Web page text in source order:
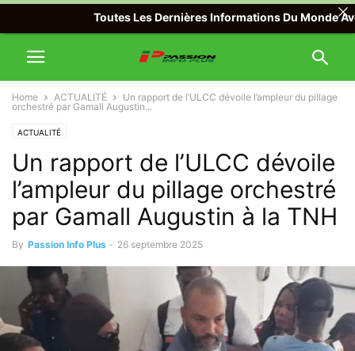
Home ACTUALITÉ
Un rapport de l’ULCC dévoile l’ampleur du pillage
orchestré par Gamall Augustin...
ACTUALITÉ
Un rapport de l’ULCC dévoile
l’ampleur du pillage orchestré
par Gamall Augustin à la TNH
By Passion Info Plus - 26 septembre 2025
Toutes Les Dernières Informations Du Monde Avec